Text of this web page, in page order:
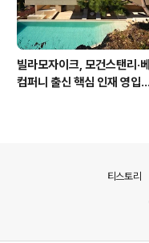
빌라모자이크, 모건스탠리·
컴퍼니 출신 핵심 인재 영입
티스토리